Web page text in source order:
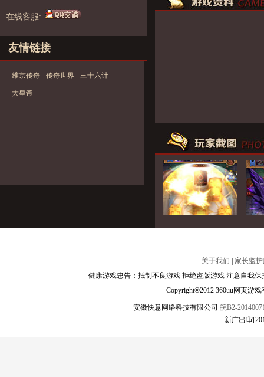
在线客服:
友情链接
维京传奇 传奇世界 三十六计
大皇帝
关于我们
家长监
健康游戏忠告：抵制不良游戏 拒绝盗版游戏 注意自我
Copyright®2012 360uu网页游
安徽快意网络科技有限公司 皖B2-
新广出审